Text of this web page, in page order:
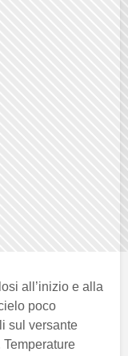
all’inizio e alla
poco
sul versante